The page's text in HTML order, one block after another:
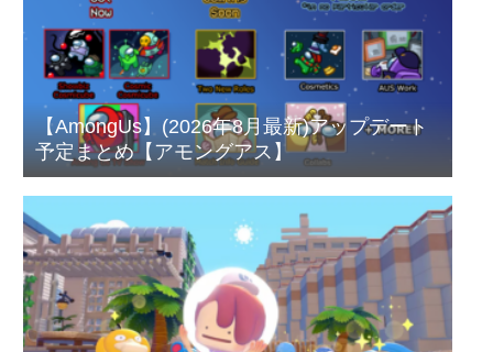
【AmongUs】(2026年8月最新)アップデート
予定まとめ【アモングアス】